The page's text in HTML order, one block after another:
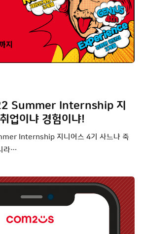
Summer Internship 지
업이냐 경험이냐!
Internship 지니어스 4기 사느냐 죽
라…